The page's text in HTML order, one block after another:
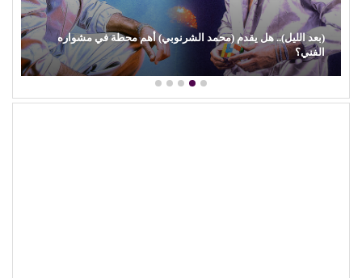
(بعد الليل).. هل يقدم (محمد الشرنوبي) أهم محطة في مشواره
الفني؟